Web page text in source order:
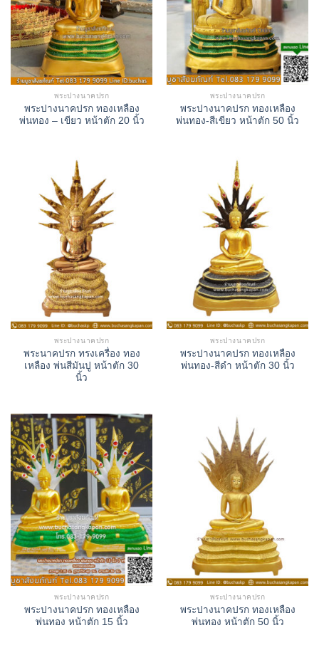
พระปางนาคปรก
พระปางนาคปรก ทองเหลือง
พ่นทอง – เขียว หน้าตัก 20 นิ้ว
พระปางนาคปรก
พระปางนาคปรก ทองเหลือง
พ่นทอง-สีเขียว หน้าตัก 50 นิ้ว
พระปางนาคปรก
พระนาคปรก ทรงเครื่อง ทอง
เหลือง พ่นสีมันปู หน้าตัก 30
นิ้ว
พระปางนาคปรก
พระปางนาคปรก ทองเหลือง
พ่นทอง-สีดำ หน้าตัก 30 นิ้ว
พระปางนาคปรก
พระปางนาคปรก ทองเหลือง
พ่นทอง หน้าตัก 15 นิ้ว
พระปางนาคปรก
พระปางนาคปรก ทองเหลือง
พ่นทอง หน้าตัก 50 นิ้ว